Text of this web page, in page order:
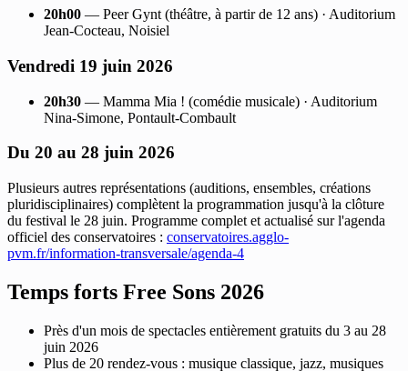
20h00 — Peer Gynt (théâtre, à partir de 12 ans) · Auditorium
Jean-Cocteau, Noisiel
Vendredi 19 juin 2026
20h30 — Mamma Mia ! (comédie musicale) · Auditorium
Nina-Simone, Pontault-Combault
Du 20 au 28 juin 2026
Plusieurs autres représentations (auditions, ensembles, créations
pluridisciplinaires) complètent la programmation jusqu'à la clôture
du festival le 28 juin. Programme complet et actualisé sur l'agenda
officiel des conservatoires : conservatoires.agglo-
pvm.fr/information-transversale/agenda-4
Temps forts Free Sons 2026
Près d'un mois de spectacles entièrement gratuits du 3 au 28
juin 2026
Plus de 20 rendez-vous : musique classique, jazz, musiques